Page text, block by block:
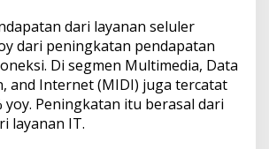
i
n
g
k
a
t
H
i
dari layanan seluler
dari peningkatan pendapatan
Di segmen Multimedia, Data
and Internet (MIDI) juga tercatat
yoy. Peningkatan itu berasal dari
layanan IT.